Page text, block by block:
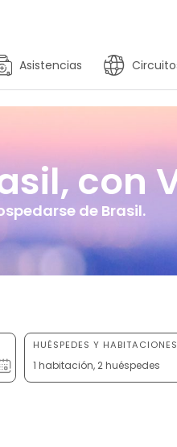
Asistencias
con
de Brasil.
HUÉSPEDES Y HABITACIONES
1 habitación, 2 huéspedes